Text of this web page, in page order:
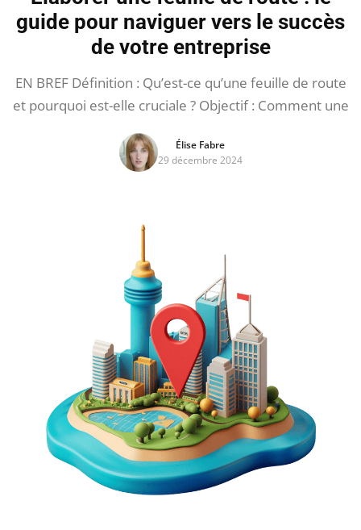
guide pour naviguer vers le succès
de votre entreprise
EN BREF Définition : Qu’est-ce qu’une feuille de route
et pourquoi est-elle cruciale ? Objectif : Comment une
Élise Fabre
29 décembre 2024